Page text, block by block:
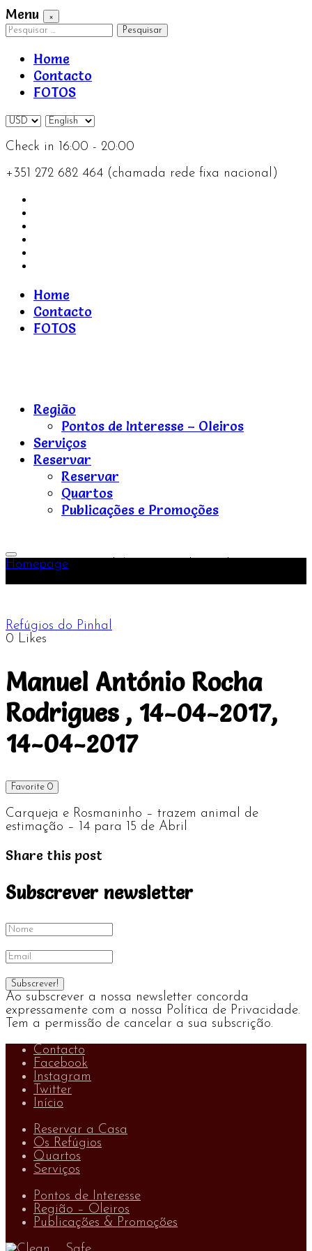
Menu ×
Pesquisar
Home
Contacto
FOTOS
Check in 16:00 - 20:00
+351 272 682 464 (chamada rede fixa nacional)
Home
Contacto
FOTOS
Pinhal
Região
Pontos de Interesse – Oleiros
Serviços
Reservar
Reservar
Quartos
Publicações e Promoções
do
Pinhal
Toggle
Primary
Homepage
Refúgios do Pinhal
0 Likes
Manuel António Rocha
Rodrigues , 14-04-2017,
14-04-2017
Favorite 0
Carqueja e Rosmaninho – trazem animal de
estimação – 14 para 15 de Abril
Share this post
Subscrever newsletter
Ao subscrever a nossa newsletter concorda
expressamente com a nossa Política de Privacidade.
Tem a permissão de cancelar a sua subscrição.
Contacto
Facebook
Instagram
Twitter
Início
Reservar a Casa
Os Refúgios
Quartos
Serviços
Pontos de Interesse
Região – Oleiros
Publicações & Promoções